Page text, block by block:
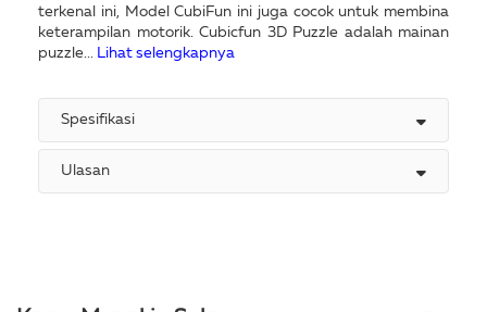
terkenal ini, Model CubiFun ini juga cocok untuk membina
keterampilan motorik. Cubicfun 3D Puzzle adalah mainan
puzzle... Lihat selengkapnya
Spesifikasi
Ulasan